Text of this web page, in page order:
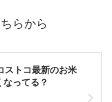
らから
ストコ最新のお米
ってる？